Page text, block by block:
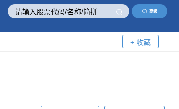
高级
+ 收藏